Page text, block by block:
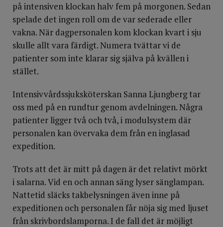
på intensiven klockan halv fem på morgonen. Sedan
spelade det ingen roll om de var sederade eller
vakna. När dagpersonalen kom klockan kvart i sju
skulle allt vara färdigt. Numera tvättar vi de
patienter som inte klarar sig själva på kvällen i
stället.
Intensivvårdssjuksköterskan Sanna Ljungberg tar
oss med på en rundtur genom avdelningen. Några
patienter ligger två och två, i modulsystem där
personalen kan övervaka dem från en inglasad
expedition.
Trots att det är mitt på dagen är det relativt mörkt
i salarna. Vid en och annan säng lyser sänglampan.
Nattetid släcks takbelysningen även inne på
expeditionen och personalen får nöja sig med ljuset
från skrivbordslamporna. I de fall det är möjligt